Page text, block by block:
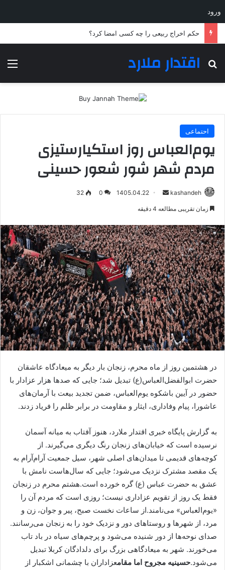
ورود
حکم اخراج ربیعی را چه کسی امضا کرد؟
اقتدار ملارد
جستجو برای
احتماعی
یوم‌العباس روز استکیارستیزی
مردم شهر شور شعور حسینی
kashandeh
ارسال1405.04.22
0
32
زمان تقریبی مطالعه 4 دقیقه
در هشتمین روز از ماه محرم، زنجان بار دیگر به میعادگاه عاشقان
حضرت ابوالفضل‌العباس(ع) تبدیل شد؛ جایی که صدها هزار عزادار با
حضور در آیین باشکوه یوم‌العباس، ضمن تجدید بیعت با آرمان‌های
عاشورا، پیام وفاداری، ایثار و مقاومت در برابر ظلم را فریاد زدند.
به گزارش پایگاه خبری اقتدار ملارد، هنوز آفتاب به میانه آسمان
نرسیده است که خیابان‌های زنجان رنگ دیگری می‌گیرند. از
کوچه‌های قدیمی تا میدان‌های اصلی شهر، سیل جمعیت آرام‌آرام به
یک مقصد مشترک نزدیک می‌شود؛ جایی که سال‌هاست نامش با
عشق به حضرت عباس (ع) گره خورده است.هشتم محرم در زنجان
فقط یک روز از تقویم عزاداری نیست؛ روزی است که مردم آن را
«یوم‌العباس» می‌نامند.از ساعات نخست صبح، پیر و جوان، زن و
مرد، از شهرها و روستاهای دور و نزدیک خود را به زنجان می‌رسانند.
صدای نوحه‌ها از دور شنیده می‌شود و پرچم‌های سیاه در باد تاب
می‌خورند. شهر به میعادگاهی بزرگ برای دلدادگان کربلا تبدیل
می‌شود.حسینیه مجروح اما مقامعزاداران با چشمانی اشکبار از